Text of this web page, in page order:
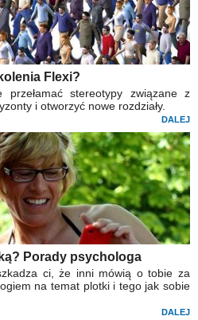
Flexi?
przełamać stereotypy związane z
i otworzyć nowe rozdziały.
DALEJ
Porady psychologa
ci, że inni mówią o tobie za
na temat plotki i tego jak sobie
DALEJ